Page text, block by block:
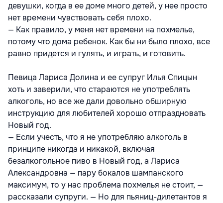
девушки, когда в ее доме много детей, у нее просто
нет времени чувствовать себя плохо.
— Как правило, у меня нет времени на похмелье,
потому что дома ребенок. Как бы ни было плохо, все
равно придется и гулять, и играть, и готовить.
Певица Лариса Долина и ее супруг Илья Спицын
хоть и заверили, что стараются не употреблять
алкоголь, но все же дали довольно обширную
инструкцию для любителей хорошо отпраздновать
Новый год.
— Если учесть, что я не употребляю алкоголь в
принципе никогда и никакой, включая
безалкогольное пиво в Новый год, а Лариса
Александровна — пару бокалов шампанского
максимум, то у нас проблема похмелья не стоит, —
рассказали супруги. — Но для пьяниц-дилетантов я